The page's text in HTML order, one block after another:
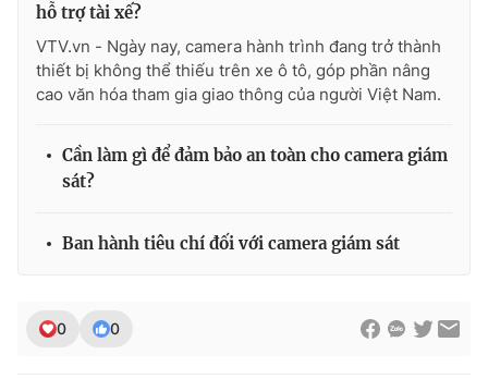
hỗ trợ tài xế?
VTV.vn - Ngày nay, camera hành trình đang trở thành
thiết bị không thể thiếu trên xe ô tô, góp phần nâng
cao văn hóa tham gia giao thông của người Việt Nam.
Cần làm gì để đảm bảo an toàn cho camera giám
sát?
Ban hành tiêu chí đối với camera giám sát
0 0